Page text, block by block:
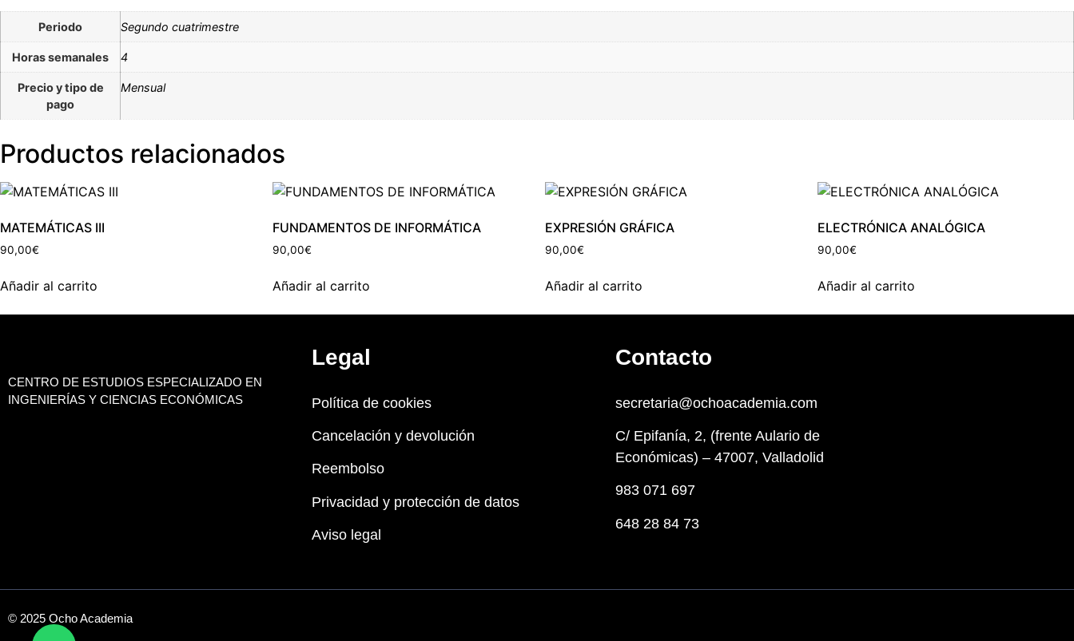
Periodo Segundo cuatrimestre
Horas semanales 4
Precio y tipo de
pago
Mensual
Productos relacionados
MATEMÁTICAS III
90,00€
Añadir al carrito
FUNDAMENTOS DE INFORMÁTICA
90,00€
Añadir al carrito
EXPRESIÓN GRÁFICA
90,00€
Añadir al carrito
ELECTRÓNICA ANALÓGICA
90,00€
Añadir al carrito
CENTRO DE ESTUDIOS ESPECIALIZADO EN
INGENIERÍAS Y CIENCIAS ECONÓMICAS
Legal
Política de cookies
Cancelación y devolución
Reembolso
Privacidad y protección de datos
Aviso legal
Contacto
secretaria@ochoacademia.com
C/ Epifanía, 2, (frente Aulario de
Económicas) – 47007, Valladolid
983 071 697
648 28 84 73
© 2025 Ocho Academia